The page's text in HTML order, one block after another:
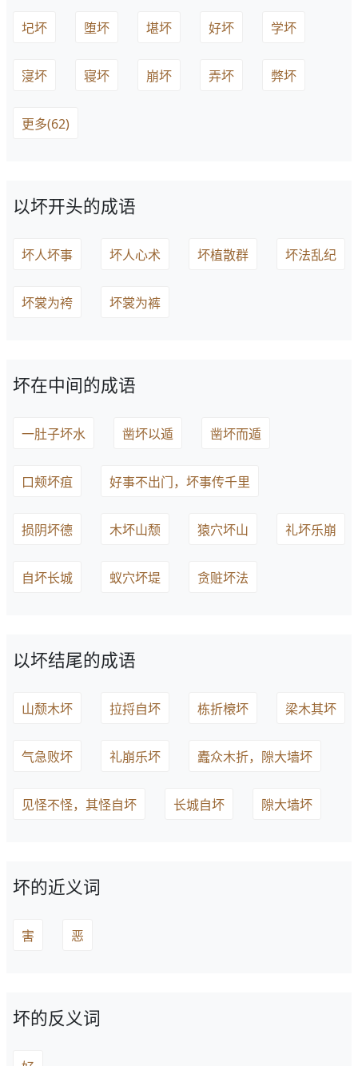
圮坏 堕坏 堪坏 好坏 学坏
寖坏 寝坏 崩坏 弄坏 弊坏
更多(62)
以坏开头的成语
坏人坏事 坏人心术 坏植散群 坏法乱纪
坏裳为袴 坏裳为裤
坏在中间的成语
一肚子坏水 凿坏以遁 凿坏而遁
口颊坏疽 好事不出门，坏事传千里
损阴坏德 木坏山颓 猿穴坏山 礼坏乐崩
自坏长城 蚁穴坏堤 贪赃坏法
以坏结尾的成语
山颓木坏 拉捋自坏 栋折榱坏 梁木其坏
气急败坏 礼崩乐坏 蠹众木折，隙大墙坏
见怪不怪，其怪自坏 长城自坏 隙大墙坏
坏的近义词
害 恶
坏的反义词